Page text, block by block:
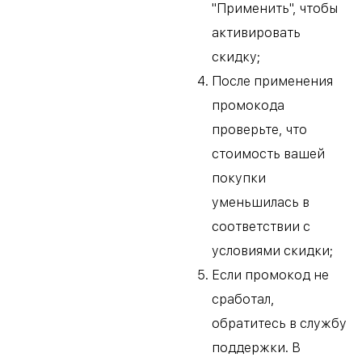
"Применить", чтобы
активировать
скидку;
После применения
промокода
проверьте, что
стоимость вашей
покупки
уменьшилась в
соответствии с
условиями скидки;
Если промокод не
сработал,
обратитесь в службу
поддержки. В